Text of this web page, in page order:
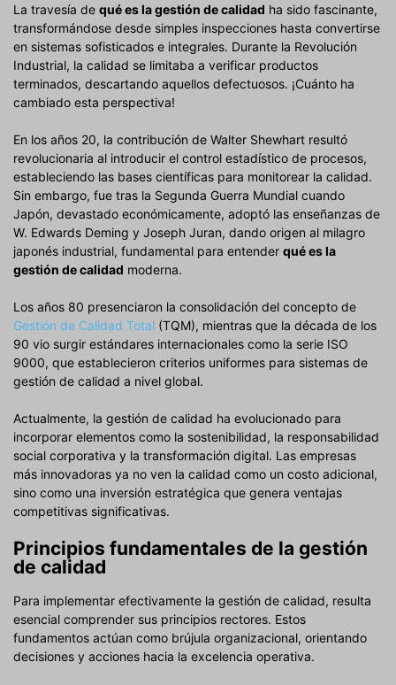
La travesía de qué es la gestión de calidad ha sido fascinante,
transformándose desde simples inspecciones hasta convertirse
en sistemas sofisticados e integrales. Durante la Revolución
Industrial, la calidad se limitaba a verificar productos
terminados, descartando aquellos defectuosos. ¡Cuánto ha
cambiado esta perspectiva!
En los años 20, la contribución de Walter Shewhart resultó
revolucionaria al introducir el control estadístico de procesos,
estableciendo las bases científicas para monitorear la calidad.
Sin embargo, fue tras la Segunda Guerra Mundial cuando
Japón, devastado económicamente, adoptó las enseñanzas de
W. Edwards Deming y Joseph Juran, dando origen al milagro
japonés industrial, fundamental para entender qué es la
gestión de calidad moderna.
Los años 80 presenciaron la consolidación del concepto de
Gestión de Calidad Total (TQM), mientras que la década de los
90 vio surgir estándares internacionales como la serie ISO
9000, que establecieron criterios uniformes para sistemas de
gestión de calidad a nivel global.
Actualmente, la gestión de calidad ha evolucionado para
incorporar elementos como la sostenibilidad, la responsabilidad
social corporativa y la transformación digital. Las empresas
más innovadoras ya no ven la calidad como un costo adicional,
sino como una inversión estratégica que genera ventajas
competitivas significativas.
Principios fundamentales de la gestión
de calidad
Para implementar efectivamente la gestión de calidad, resulta
esencial comprender sus principios rectores. Estos
fundamentos actúan como brújula organizacional, orientando
decisiones y acciones hacia la excelencia operativa.